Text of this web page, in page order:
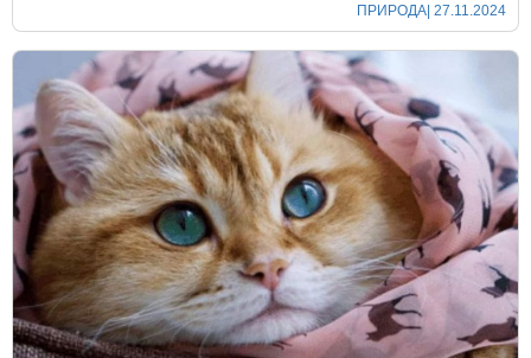
ПРИРОДА| 27.11.2024